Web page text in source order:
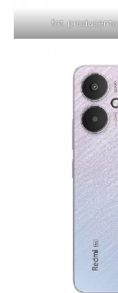
fot. producenta